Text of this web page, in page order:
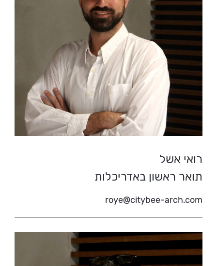
רואי אשל
תואר ראשון באדריכלות
roye@citybee-arch.com